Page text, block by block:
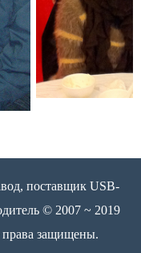
поставщик USB-
© 2007 ~ 2019
права защищены.